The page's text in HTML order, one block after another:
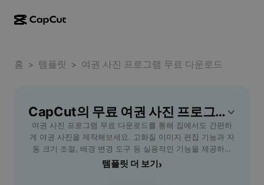
CapCut 데스크톱
CapCut Pad
CapCut 모바일
동영상 스튜디오
AI 동영상 생성기
AI 이미지 생성기
동영상 에디터 및 생성기
이미지 에디터 및 생성기
음성 생성기 및 에디터
소셜 미디어 템플릿
더 보기
이니셔티브
제휴 사용자
홈 > 템플릿 > 여권 사진 프로그램 무료 다운로드
CapCut의 무료 여권 사진 프로그램 무료 다운로드 템플릿
여권 사진 프로그램 무료 다운로드를 통해 집에서도 간편하
게 여권 사진을 제작해보세요. 고화질 이미지 편집 기능과 자
동 크기 조절, 배경 변경 도구 등 실용적인 기능을 제공하여
사진관에 가지 않아도 전문적인 여권 사진을 손쉽게 완성할
템플릿 더 보기 ›